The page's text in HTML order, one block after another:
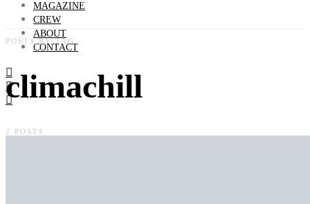
MAGAZINE
CREW
ABOUT
CONTACT
POSTS BY TAG
climachill
2 POSTS